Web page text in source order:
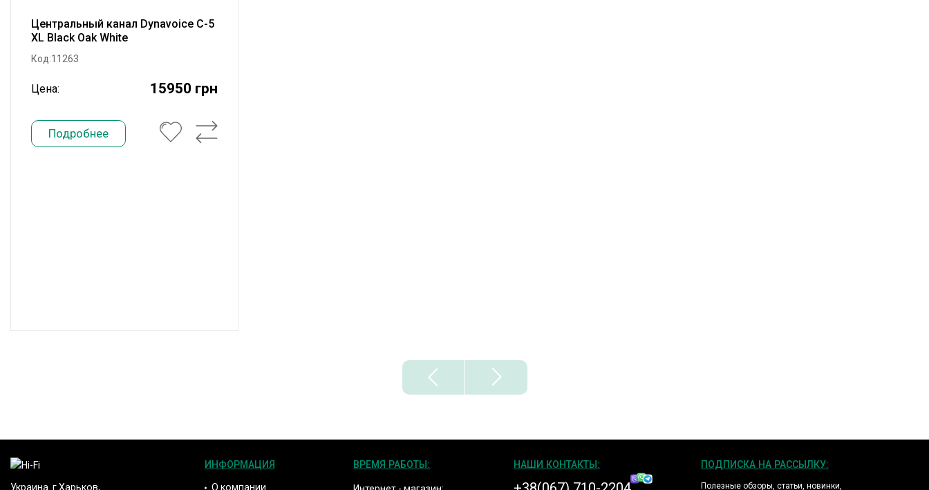
Центральный канал Dynavoice C-5
XL Black Oak White
Код:11263
Цена: 15950 грн
Подробнее
Украина. г.Харьков,
ИНФОРМАЦИЯ
О компании
ВРЕМЯ РАБОТЫ: НАШИ КОНТАКТЫ: ПОДПИСКА НА РАССЫЛКУ:
Полезные обзоры, статьи, новинки,